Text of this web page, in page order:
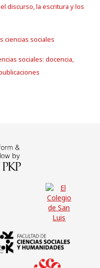
discurso, la escritura y los
ciencias sociales
sociales: docencia,